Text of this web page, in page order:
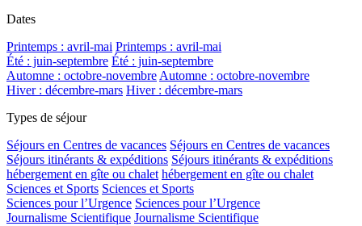
Dates
Printemps : avril-mai Printemps : avril-mai
Été : juin-septembre Été : juin-septembre
Automne : octobre-novembreAutomne : octobre-novembre
Hiver : décembre-mars Hiver : décembre-mars
Types de séjour
Séjours en Centres de vacances Séjours en Centres de vacances
Séjours itinérants & expéditions Séjours itinérants & expéditions
hébergement en gîte ou chalet hébergement en gîte ou chalet
Sciences et Sports Sciences et Sports
Sciences pour l’Urgence Sciences pour l’Urgence
Journalisme Scientifique Journalisme Scientifique